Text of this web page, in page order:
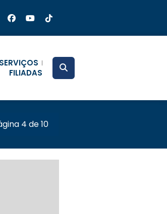
SERVIÇOS
FILIADAS
4 de 10